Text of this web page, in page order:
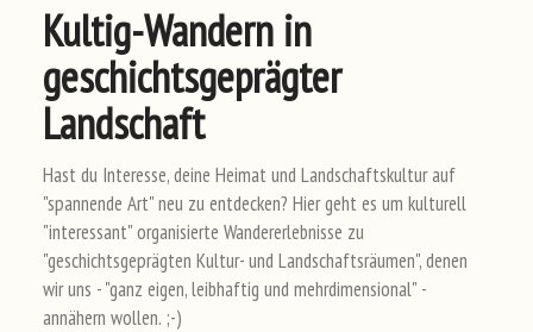
Kultig-Wandern in
geschichtsgeprägter
Landschaft
Hast du Interesse, deine Heimat und Landschaftskultur auf
"spannende Art" neu zu entdecken? Hier geht es um kulturell
"interessant" organisierte Wandererlebnisse zu
"geschichtsgeprägten Kultur- und Landschaftsräumen", denen
wir uns - "ganz eigen, leibhaftig und mehrdimensional" -
annähern wollen. ;-)